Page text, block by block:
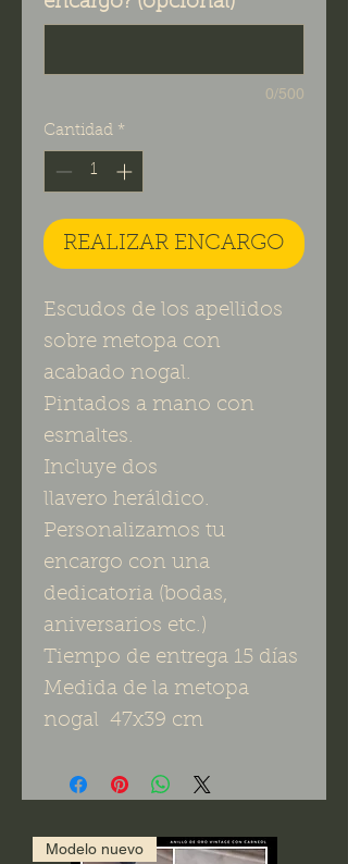
0/500
Cantidad *
REALIZAR ENCARGO
Escudos de los apellidos
sobre metopa con
acabado nogal.
Pintados a mano con
esmaltes.
Incluye dos
llavero heráldico.
Personalizamos tu
encargo con una
dedicatoria (bodas,
aniversarios etc.)
Tiempo de entrega 15 días
Medida de la metopa
nogal 47x39 cm
Modelo nuevo